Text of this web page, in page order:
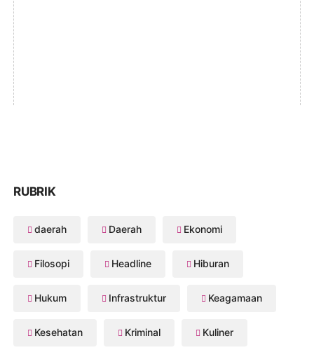
RUBRIK
daerah Daerah Ekonomi
Filosopi Headline Hiburan
Hukum Infrastruktur Keagamaan
Kesehatan Kriminal Kuliner